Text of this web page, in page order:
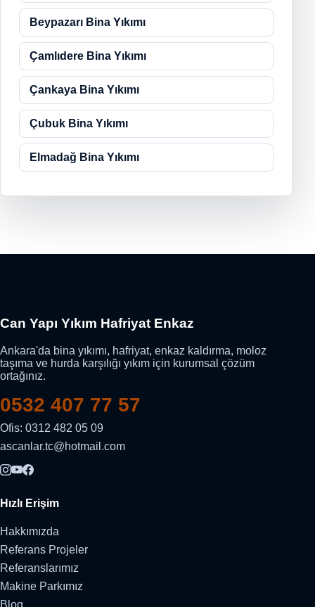
Beypazarı Bina Yıkımı
Çamlıdere Bina Yıkımı
Çankaya Bina Yıkımı
Çubuk Bina Yıkımı
Elmadağ Bina Yıkımı
Can Yapı Yıkım Hafriyat Enkaz
Ankara'da bina yıkımı, hafriyat, enkaz kaldırma, moloz
taşıma ve hurda karşılığı yıkım için kurumsal çözüm
ortağınız.
0532 407 77 57
Ofis: 0312 482 05 09
ascanlar.tc@hotmail.com
Hızlı Erişim
Hakkımızda
Referans Projeler
Referanslarımız
Makine Parkımız
Blog